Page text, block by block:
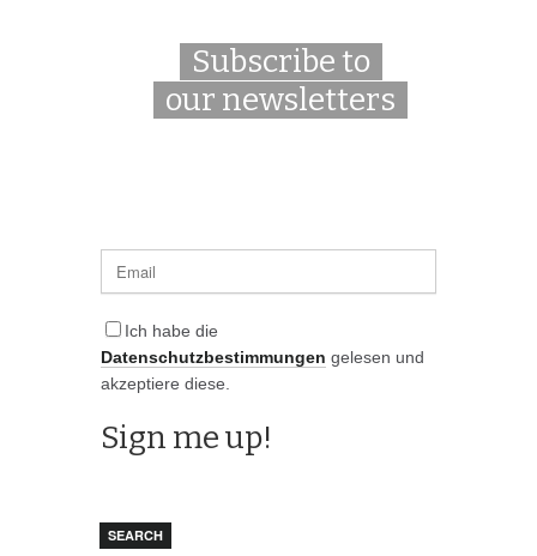
Subscribe to
our newsletters
Ich habe die
Datenschutzbestimmungen gelesen und
akzeptiere diese.
SEARCH